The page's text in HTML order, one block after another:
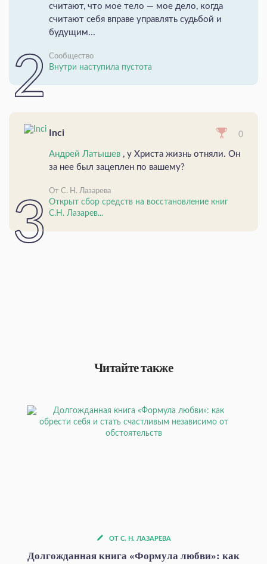
считают, что мое тело — мое дело, когда
считают себя вправе управлять судьбой и
будущим...
Сообщество
Внутри наступила пустота
Inci 0
Андрей Латышев , у Христа жизнь отняли. Он
за нее был зацеплен по вашему?
От С. Н. Лазарева
Открыт сбор средств на восстановление книг
С.Н. Лазарев...
Читайте также
ОТ С. Н. ЛАЗАРЕВА
Долгожданная книга «Формула любви»: как